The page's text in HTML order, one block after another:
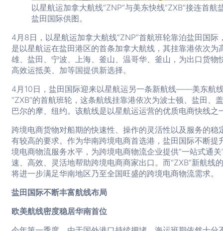
以星航运加拿大航线“ZNP”与美东快线“ZXB”接连首
盐田国际供图。
4月8日，以星航运加拿大航线“ZNP”首航班轮靠泊盐田国际
是以星航运在盐田港区的首条加拿大航线，其挂靠港依次为
雄、盐田、宁波、上海、釜山、温哥华、釜山，为出口货物
高效运抵美、加等国提供新选择。
4月10日，盐田国际迎来以星航运另一条新航线——美东航
“ZXB”的首航班轮，这条航线挂靠港依次为波士顿、盐田、
巴尔的摩、纽约。该航线是以星航运运营的优质电商快线之
跨境电商货物对船期的快速性、操作的灵活性以及服务的稳
有较高的要求。作为华南跨境电商首选港，盐田国际不断提
境电商物流服务水平，为跨境电商物流企业提供“一站式通关
速、高效、灵活地帮助跨境电商商家出口。而“ZXB”新航线
将进一步满足华南地区乃至全国旺盛的跨境电商物流需求。
盐田国际不断丰富航线布局
欧美航线密度稳居华南首位